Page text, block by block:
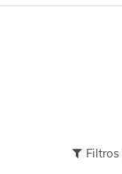
Filtros